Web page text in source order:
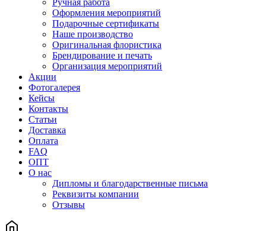
Ручная работа
Оформления мероприятий
Подарочные сертификаты
Наше производство
Оригинальная флористика
Брендирование и печать
Организация мероприятий
Акции
Фотогалерея
Кейсы
Контакты
Статьи
Доставка
Оплата
FAQ
ОПТ
О нас
Дипломы и благодарственные письма
Реквизиты компании
Отзывы